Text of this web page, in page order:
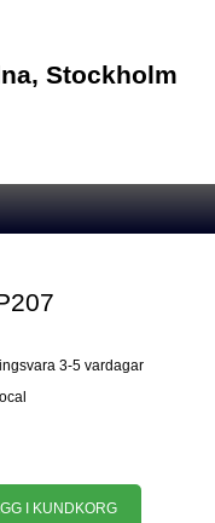
Stockholm
3-5 vardagar